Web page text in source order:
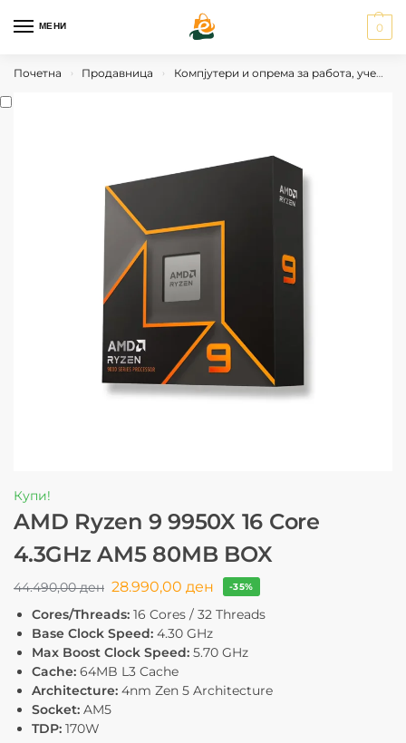
МЕНИ 0
Почетна › Продавница › Компјутери и опрема за работа, учење и гејминг
Купи!
AMD Ryzen 9 9950X 16 Core
4.3GHz AM5 80MB BOX
44.490,00ден 28.990,00 ден -35%
Cores/Threads: 16 Cores / 32 Threads
Base Clock Speed: 4.30 GHz
Max Boost Clock Speed: 5.70 GHz
Cache: 64MB L3 Cache
Architecture: 4nm Zen 5 Architecture
Socket: AM5
TDP: 170W